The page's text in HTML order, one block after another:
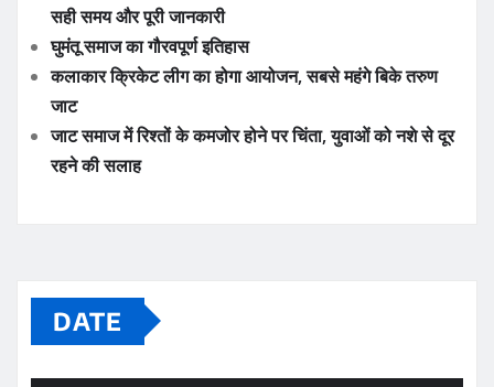
सही समय और पूरी जानकारी
घुमंतू समाज का गौरवपूर्ण इतिहास
कलाकार क्रिकेट लीग का होगा आयोजन, सबसे महंगे बिके तरुण
जाट
जाट समाज में रिश्तों के कमजोर होने पर चिंता, युवाओं को नशे से दूर
रहने की सलाह
DATE